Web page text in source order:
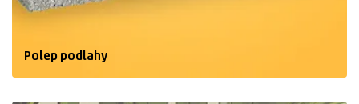
Polep podlahy